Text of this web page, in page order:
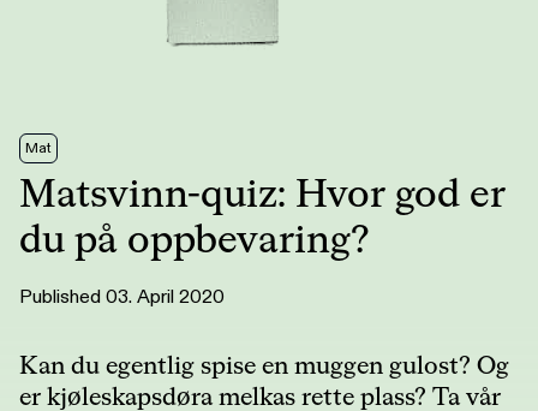
Mat
Matsvinn-quiz: Hvor god er
du på oppbevaring?
Published 03. April 2020
Kan du egentlig spise en muggen gulost? Og
er kjøleskapsdøra melkas rette plass? Ta vår